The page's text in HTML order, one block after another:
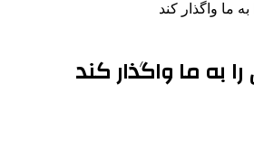
ما واگذار کند
به ما واگذار کند